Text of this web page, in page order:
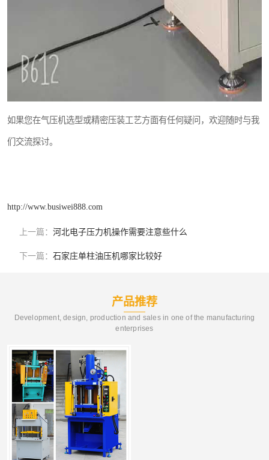
如果您在气压机选型或精密压装工艺方面有任何疑问，欢迎随时与我
们交流探讨。
http://www.busiwei888.com
上一篇： 河北电子压力机操作需要注意些什么
下一篇： 石家庄单柱油压机哪家比较好
产品推荐
Development, design, production and sales in one of the manufacturing
enterprises